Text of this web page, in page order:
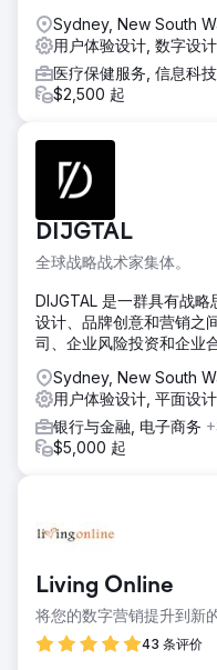
Sydney, New South
用户体验设计, 数字设计
医疗保健服务, 信息科技
$2,500 起
DIJGTAL
全球战略战术家集体。
DIJGTAL 是一群具有战
设计、品牌创意和营销之
司、企业风险投资和企业
Sydney, New South
用户体验设计, 平面设计
银行与金融, 电子商务
$5,000 起
Living Online
将您的数字营销提升到新
43 条评价